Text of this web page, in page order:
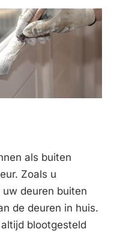
als buiten
Zoals u
deuren buiten
de deuren in huis.
blootgesteld